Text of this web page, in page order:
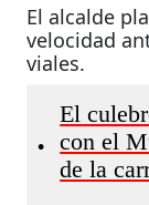
El alcalde
velocidad
viales.
•
El
con el
de la